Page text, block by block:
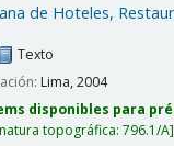
de Hoteles,
Texto
Lima,2004
disponibles para
topográfica: 796.1/A